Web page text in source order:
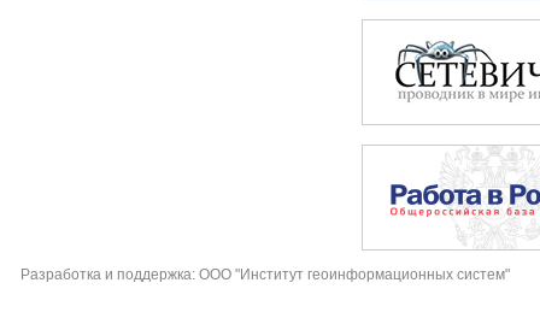
Разработка и поддержка: ООО "Институт геоинформационных систем"